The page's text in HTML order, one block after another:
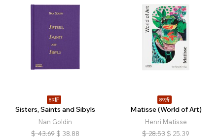
89折
Sisters, Saints and Sibyls
Nan Goldin
$ 43.69 $ 38.88
89折
Matisse (World of Art)
Henri Matisse
$ 28.53 $ 25.39